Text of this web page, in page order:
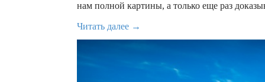
нам полной картины, а только еще раз
Читать далее →